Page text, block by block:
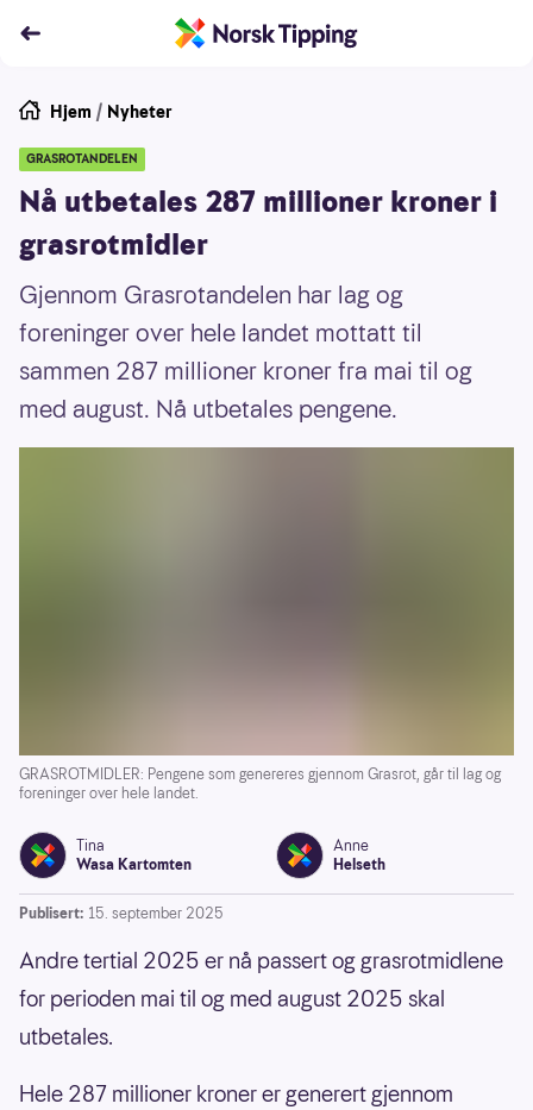
Hjem / Nyheter
GRASROTANDELEN
Nå utbetales 287 millioner kroner i
grasrotmidler
Gjennom Grasrotandelen har lag og
foreninger over hele landet mottatt til
sammen 287 millioner kroner fra mai til og
med august. Nå utbetales pengene.
GRASROTMIDLER: Pengene som genereres gjennom Grasrot, går til lag og
foreninger over hele landet.
Tina
Wasa Kartomten
Anne
Helseth
Publisert: 15. september 2025
Andre tertial 2025 er nå passert og grasrotmidlene
for perioden mai til og med august 2025 skal
utbetales.
Hele 287 millioner kroner er generert gjennom